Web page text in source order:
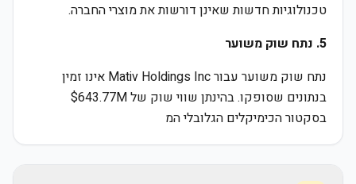
טכנולוגיות חדשות שאינן דורשות את מוצרי החברה.
5. נתח שוק משוער
נתח שוק משוער עבור Mativ Holdings Inc אינו זמין
בנתונים שסופקו. בהינתן שווי שוק של $643.77M
בסקטור הכימיקלים הגלובלי המ